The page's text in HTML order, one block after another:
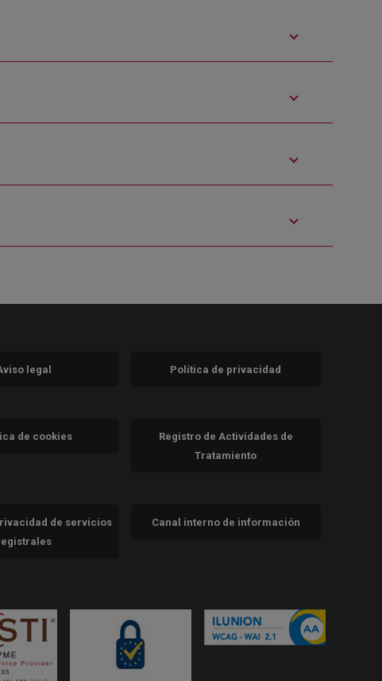
nueva)
legal Política de privacidad
de cookies
Registro de Actividades de
Tratamiento
de servicios
Canal interno de información